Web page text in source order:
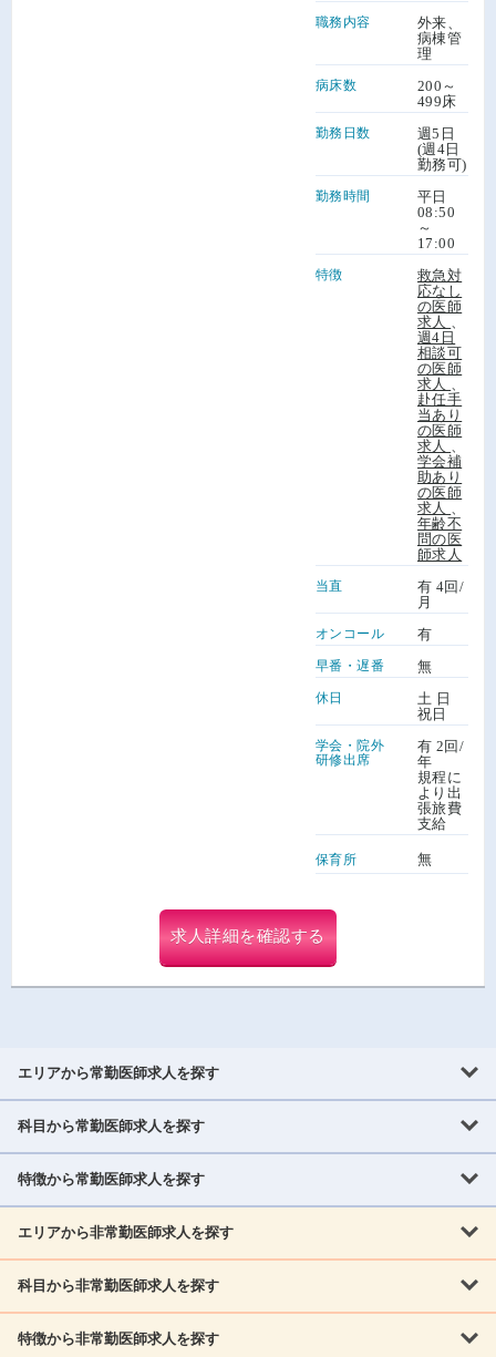
職務内容
外来、
病棟管
理
病床数
200～
499床
勤務日数
週5日
(週4日
勤務可)
勤務時間
平日
08:50
～
17:00
特徴
救急対
応なし
の医師
求人
週4日
相談可
の医師
求人
赴任手
当あり
の医師
求人
学会補
助あり
の医師
求人
年齢不
問の医
師求人
当直
有 4回/
月
オンコール 有
早番・遅番 無
休日
土 日
祝日
学会・院外
研修出席
有 2回/
年
規程に
より出
張旅費
支給
保育所 無
求人詳細を確認する
エリアから常勤医師求人を探す
北海道・東北
北海道 青森県 岩手県
茨城県 栃木県 群馬県
神奈川県 山梨県
科目から常勤医師求人を探す
内科系
消化器科 呼吸器科
リウマチ科 外科 消化器外科
特徴から常勤医師求人を探す
救急対応なし 女性医師歓迎
施設長募集 年齢不問 外来のみ
エリアから非常勤医師求人を探す
北海道・東北
北海道 青森県 岩手県
科目から非常勤医師求人を探す
内科系
特徴から非常勤医師求人を探す